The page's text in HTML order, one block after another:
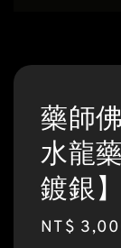
藥師
水龍
鍍銀】
Sale
NT$